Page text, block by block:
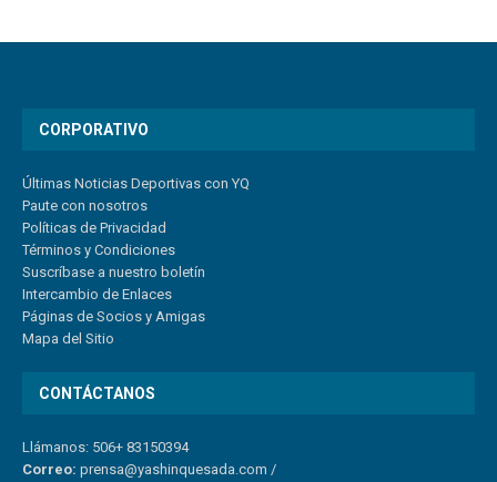
CORPORATIVO
Últimas Noticias Deportivas con YQ
Paute con nosotros
Políticas de Privacidad
Términos y Condiciones
Suscríbase a nuestro boletín
Intercambio de Enlaces
Páginas de Socios y Amigas
Mapa del Sitio
CONTÁCTANOS
Llámanos: 506+ 83150394
Correo: prensa@yashinquesada.com /